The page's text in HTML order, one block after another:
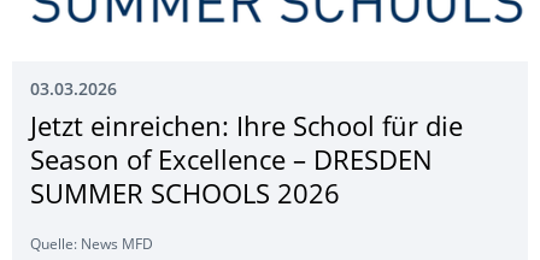
03.03.2026
Jetzt einreichen: Ihre School für die
Season of Excellence – DRESDEN
SUMMER SCHOOLS 2026
Quelle: News MFD